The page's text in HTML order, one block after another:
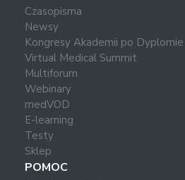
Czasopisma
Newsy
Kongresy Akademii po Dyplomie
Virtual Medical Summit
Multiforum
Webinary
medVOD
E-learning
Testy
Sklep
POMOC